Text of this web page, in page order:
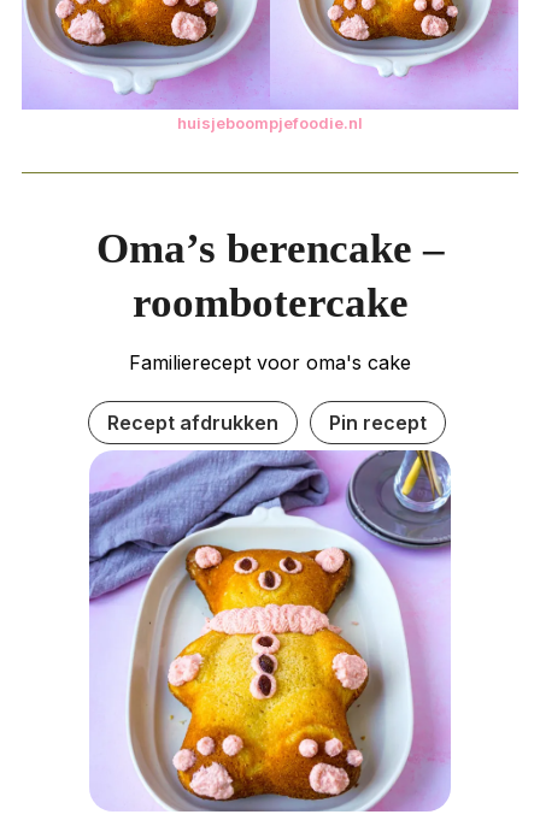
huisjeboompjefoodie.nl
Oma’s berencake –
roombotercake
Familierecept voor oma's cake
Recept afdrukken Pin recept